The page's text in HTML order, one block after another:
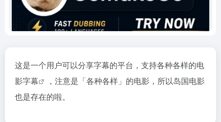
这是一个用户可以分享字幕的平台，支持各种各样的电
影字幕
，注意是「各种各样」的电影，所以岛国电影
也是存在的啦。